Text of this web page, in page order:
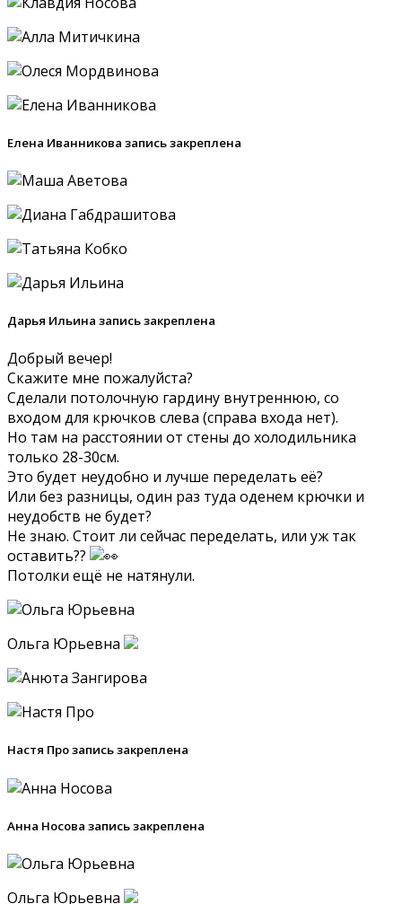
Елена Иванникова запись закреплена
Дарья Ильина запись закреплена
Добрый вечер!
Скажите мне пожалуйста?
Сделали потолочную гардину внутреннюю, со
входом для крючков слева (справа входа нет).
Но там на расстоянии от стены до холодильника
только 28-30см.
Это будет неудобно и лучше переделать её?
Или без разницы, один раз туда оденем крючки и
неудобств не будет?
Не знаю. Стоит ли сейчас переделать, или уж так
оставить??
Потолки ещё не натянули.
Ольга Юрьевна
Настя Про запись закреплена
Анна Носова запись закреплена
Ольга Юрьевна